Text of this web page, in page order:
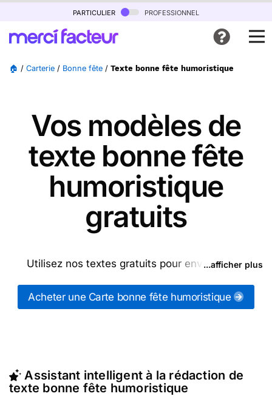
particulier professionnel
🏠 / Carterie / Bonne fête / Texte bonne fête humoristique
Vos modèles de
texte bonne fête
humoristique
gratuits
Utilisez nos textes gratuits pour envoyer des
messages de la catégorie "Bonne fête") ou
partagez ces modèles de textes sur vos réseaux
texte personnalisé par La Poste avec Merci Facteur
(c'est rapide et pas cher). Merci Facteur vous
propose 7 modèles imprimés de bonne fête
...afficher plus
Acheter une Carte bonne fête humoristique
Assistant intelligent à la rédaction de
texte bonne fête humoristique